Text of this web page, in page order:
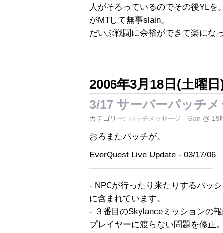
人がそろっているのでその後YL
がMTして無事slain。
だいぶ戦闘に余裕ができて楽にな
2006年3月18日(土曜日
3/17 サーバーパッチ
カテゴリー: パッチメッセージ - Gan @ 19
おろまたパッチが。
EverQuest Live Update - 03/17/06
——————————————–
- NPCが行ったり来たりするパッ
に含まれています。
- ３番目のSkylanceミッションの
プレイヤーに渡らない問題を修正